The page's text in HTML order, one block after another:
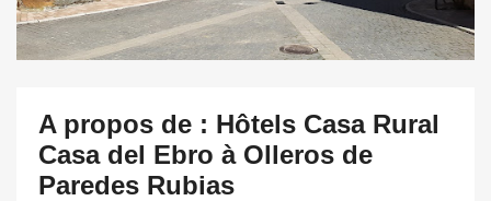
A propos de : Hôtels Casa Rural
Casa del Ebro à Olleros de
Paredes Rubias